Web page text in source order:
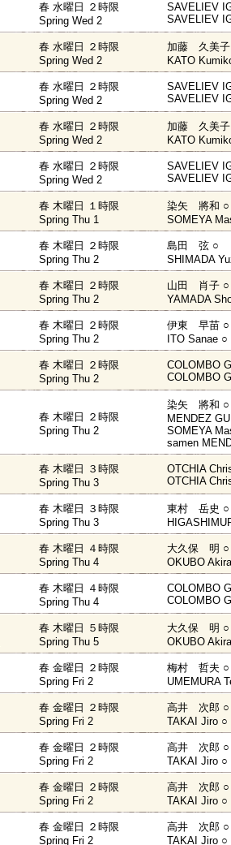
春 水曜日 ２時限
Spring Wed 2
SAVELIEV
SAVELIEV
春 水曜日 ２時限
Spring Wed 2
加藤 久美
KATO
春 水曜日 ２時限
Spring Wed 2
SAVELIEV
SAVELIEV
春 水曜日 ２時限
Spring Wed 2
加藤 久美
KATO
春 水曜日 ２時限
Spring Wed 2
SAVELIEV
SAVELIEV
春 木曜日 １時限
Spring Thu 1
染矢 將和 ○
SOMEYA
春 木曜日 ２時限
Spring Thu 2
島田 弦 ○
SHIMADA
春 木曜日 ２時限
Spring Thu 2
山田 肖子 ○
YAMADA
春 木曜日 ２時限
Spring Thu 2
伊東 早苗 ○
ITO Sanae ○
春 木曜日 ２時限
Spring Thu 2
COLOMBO
COLOMBO
春 木曜日 ２時限
Spring Thu 2
染矢 將和 ○
MENDEZ
SOMEYA
samen
春 木曜日 ３時限
Spring Thu 3
OTCHIA
OTCHIA
春 木曜日 ３時限
Spring Thu 3
東村 岳史 ○
春 木曜日 ４時限
Spring Thu 4
大久保 明 ○
OKUBO
春 木曜日 ４時限
Spring Thu 4
COLOMBO
COLOMBO
春 木曜日 ５時限
Spring Thu 5
大久保 明 ○
OKUBO
春 金曜日 ２時限
Spring Fri 2
梅村 哲夫 ○
UMEMURA
春 金曜日 ２時限
Spring Fri 2
高井 次郎 ○
TAKAI Jiro ○
春 金曜日 ２時限
Spring Fri 2
高井 次郎 ○
TAKAI Jiro ○
春 金曜日 ２時限
Spring Fri 2
高井 次郎 ○
TAKAI Jiro ○
春 金曜日 ２時限
Spring Fri 2
高井 次郎 ○
TAKAI Jiro ○